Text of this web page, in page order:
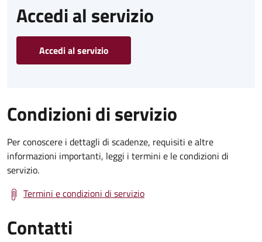
Accedi al servizio
Accedi al servizio
Condizioni di servizio
Per conoscere i dettagli di scadenze, requisiti e altre
informazioni importanti, leggi i termini e le condizioni di
servizio.
Termini e condizioni di servizio
Contatti